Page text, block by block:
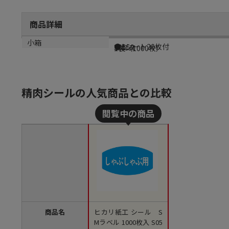
商品詳細
商品説明
●1シート20枚付
メーカー品番
S0559
材質
グロス
小箱
1袋（1000枚）
精肉シールの人気商品との比較
商品名
ヒカリ紙工 シール S
Mラベル 1000枚入 S05